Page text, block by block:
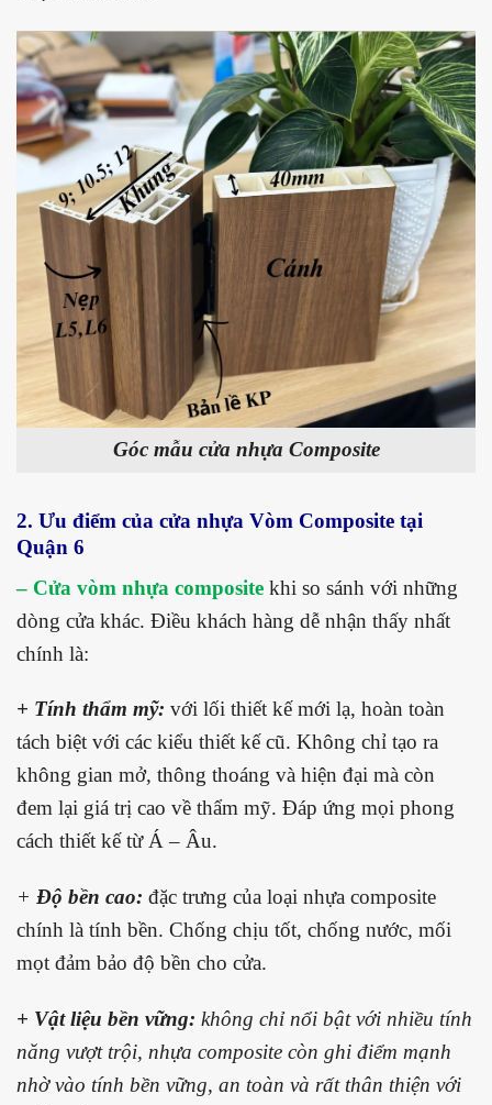
Góc mẫu cửa nhựa Composite
2. Ưu điểm của cửa nhựa Vòm Composite tại
Quận 6
– Cửa vòm nhựa composite khi so sánh với những
dòng cửa khác. Điều khách hàng dễ nhận thấy nhất
chính là:
+ Tính thẩm mỹ: với lối thiết kế mới lạ, hoàn toàn
tách biệt với các kiểu thiết kế cũ. Không chỉ tạo ra
không gian mở, thông thoáng và hiện đại mà còn
đem lại giá trị cao về thẩm mỹ. Đáp ứng mọi phong
cách thiết kế từ Á – Âu.
+ Độ bền cao: đặc trưng của loại nhựa composite
chính là tính bền. Chống chịu tốt, chống nước, mối
mọt đảm bảo độ bền cho cửa.
+ Vật liệu bền vững: không chỉ nổi bật với nhiều tính
năng vượt trội, nhựa composite còn ghi điểm mạnh
nhờ vào tính bền vững, an toàn và rất thân thiện với